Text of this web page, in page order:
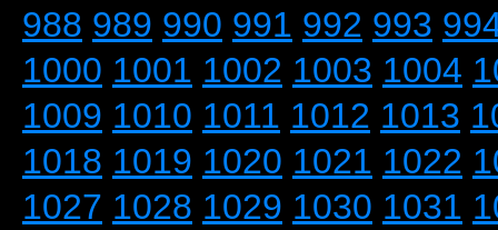
988 989 990 991 992 993
1000 1001 1002 1003 1004
1009 1010 1011 1012 1013
1018 1019 1020 1021 1022
1027 1028 1029 1030 1031